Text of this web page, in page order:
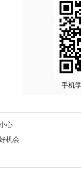
手机
心
机会